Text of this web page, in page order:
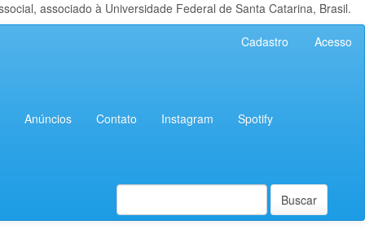
associado à Universidade Federal de Santa Catarina, Brasil.
Cadastro Acesso
Anúncios Contato Instagram Spotify
Buscar